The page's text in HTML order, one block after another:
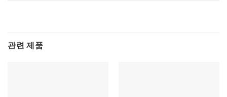
관련 제품